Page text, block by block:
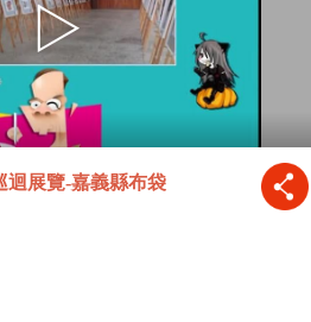
迴展覽-嘉義縣布袋